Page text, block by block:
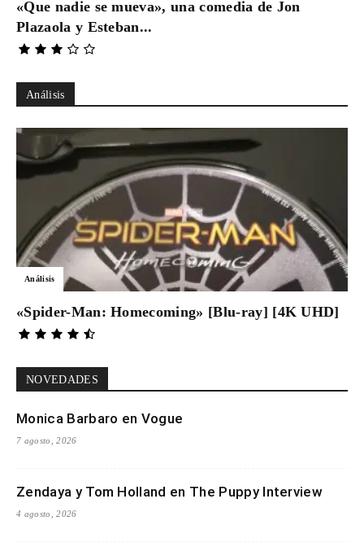
«Que nadie se mueva», una comedia de Jon
Plazaola y Esteban...
Análisis
Análisis
«Spider-Man: Homecoming» [Blu-ray] [4K UHD]
NOVEDADES
Monica Barbaro en Vogue
7 agosto, 2026
Zendaya y Tom Holland en The Puppy Interview
4 agosto, 2026